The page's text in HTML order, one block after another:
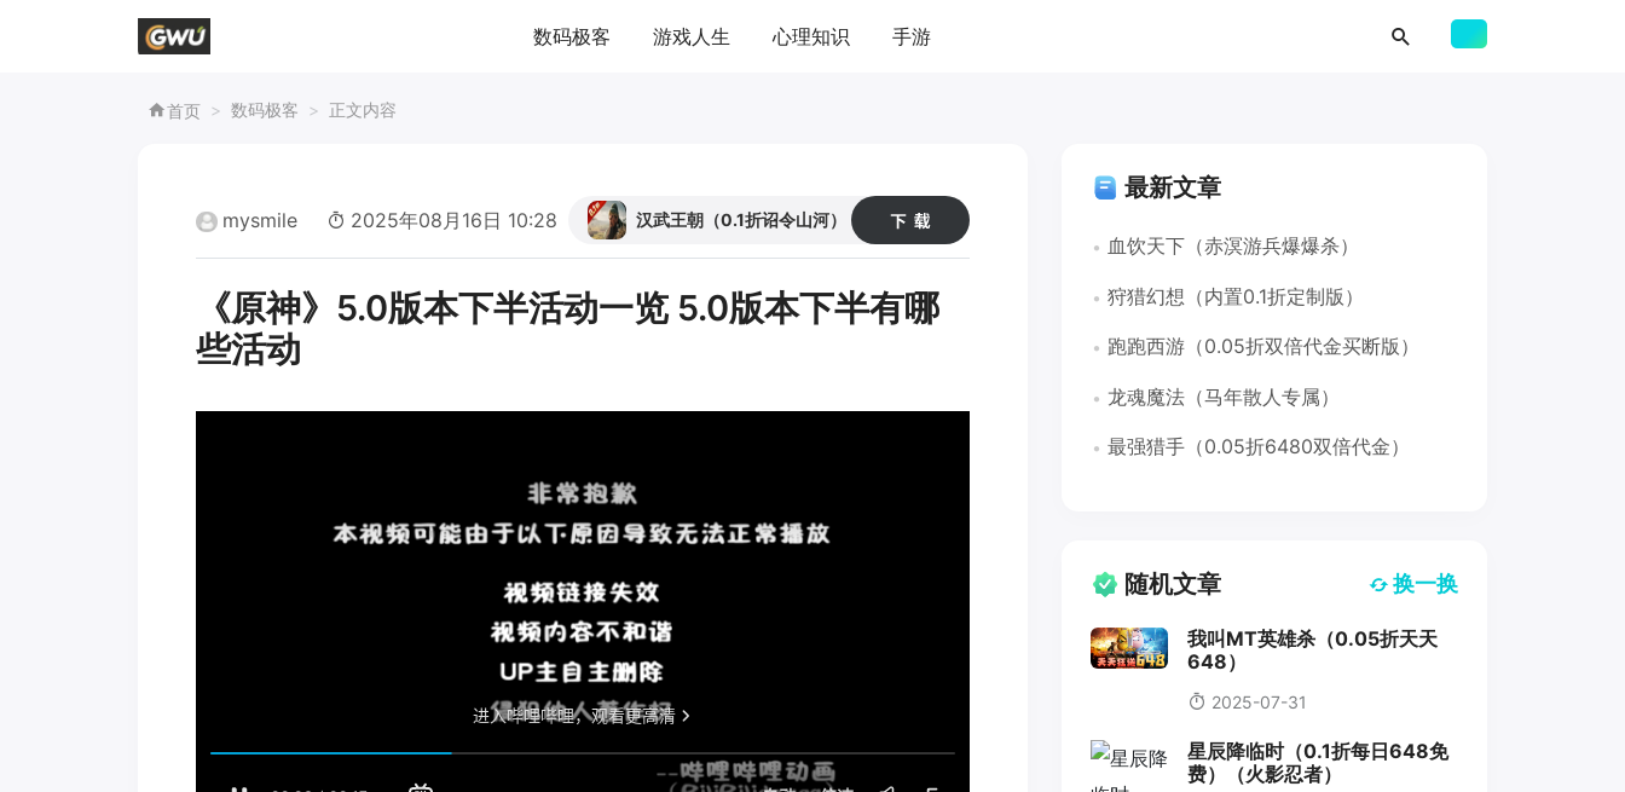
数码极客 游戏人生 心理知识 手游
首页 数码极客 正文内容
mysmile 2025年08月16日 10:28 41 汉武王朝（0.1折诏令山河）
《原神》5.0版本下半活动一览 5.0版本下半有哪
些活动
最新文章
血饮天下（赤溟游兵爆爆杀）
狩猎幻想（内置0.1折定制版）
跑跑西游（0.05折双倍代金买断版）
龙魂魔法（马年散人专属）
最强猎手（0.05折6480双倍代金）
随机文章 换一换
我叫MT英雄杀（0.05折天天
648）
2025-07-31
星辰降临时（0.1折每日648免
费）（火影忍者）